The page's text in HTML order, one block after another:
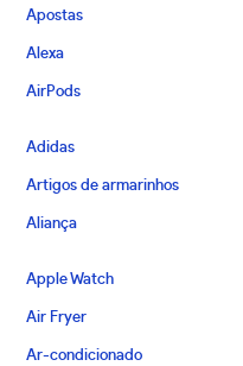
Apostas
Alexa
AirPods
Adidas
Artigos de armarinhos
Aliança
Apple Watch
Air Fryer
Ar-condicionado